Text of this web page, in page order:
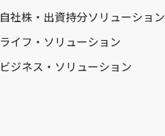
自社株・出資持分ソリューション
ライフ・ソリューション
ビジネス・ソリューション